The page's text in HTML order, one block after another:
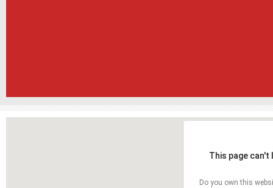
This page
Do you own this